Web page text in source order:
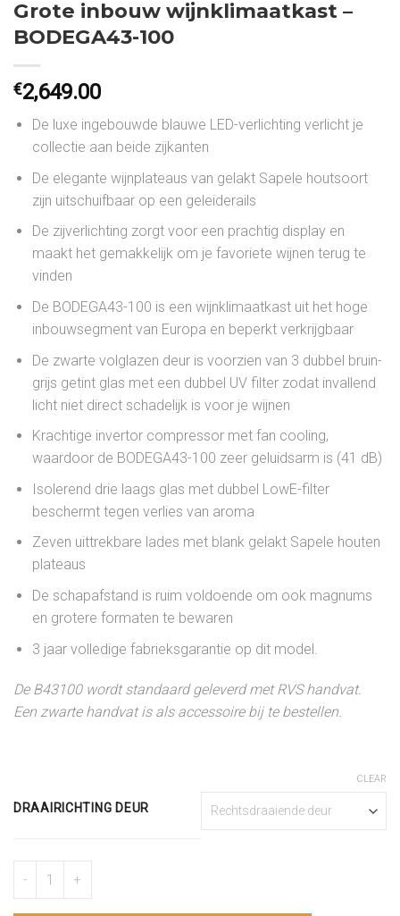
Grote inbouw wijnklimaatkast –
BODEGA43-100
€2,649.00
De luxe ingebouwde blauwe LED-verlichting verlicht je
collectie aan beide zijkanten
De elegante wijnplateaus van gelakt Sapele houtsoort
zijn uitschuifbaar op een geleiderails
De zijverlichting zorgt voor een prachtig display en
maakt het gemakkelijk om je favoriete wijnen terug te
vinden
De BODEGA43-100 is een wijnklimaatkast uit het hoge
inbouwsegment van Europa en beperkt verkrijgbaar
De zwarte volglazen deur is voorzien van 3 dubbel bruin-
grijs getint glas met een dubbel UV filter zodat invallend
licht niet direct schadelijk is voor je wijnen
Krachtige invertor compressor met fan cooling,
waardoor de BODEGA43-100 zeer geluidsarm is (41 dB)
Isolerend drie laags glas met dubbel LowE-filter
beschermt tegen verlies van aroma
Zeven uittrekbare lades met blank gelakt Sapele houten
plateaus
De schapafstand is ruim voldoende om ook magnums
en grotere formaten te bewaren
3 jaar volledige fabrieksgarantie op dit model.
De B43100 wordt standaard geleverd met RVS handvat.
Een zwarte handvat is als accessoire bij te bestellen.
DRAAIRICHTING DEUR
CLEAR